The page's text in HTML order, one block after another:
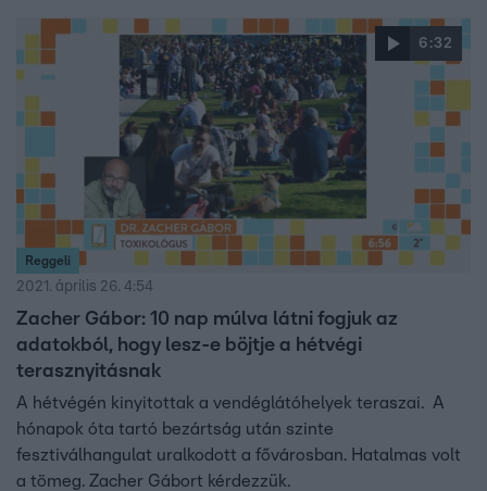
6:32
Reggeli
2021. április 26. 4:54
Zacher Gábor: 10 nap múlva látni fogjuk az
adatokból, hogy lesz-e böjtje a hétvégi
terasznyitásnak
A hétvégén kinyitottak a vendéglátóhelyek teraszai. A
hónapok óta tartó bezártság után szinte
fesztiválhangulat uralkodott a fővárosban. Hatalmas volt
a tömeg. Zacher Gábort kérdezzük.